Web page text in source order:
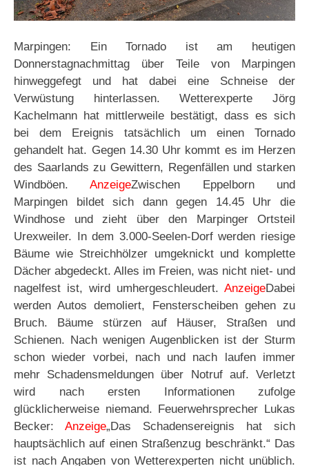
Marpingen: Ein Tornado ist am heutigen
Donnerstagnachmittag über Teile von Marpingen
hinweggefegt und hat dabei eine Schneise der
Verwüstung hinterlassen. Wetterexperte Jörg
Kachelmann hat mittlerweile bestätigt, dass es sich
bei dem Ereignis tatsächlich um einen Tornado
gehandelt hat. Gegen 14.30 Uhr kommt es im Herzen
des Saarlands zu Gewittern, Regenfällen und starken
Windböen.AnzeigeZwischen Eppelborn und
Marpingen bildet sich dann gegen 14.45 Uhr die
Windhose und zieht über den Marpinger Ortsteil
Urexweiler. In dem 3.000-Seelen-Dorf werden riesige
Bäume wie Streichhölzer umgeknickt und komplette
Dächer abgedeckt. Alles im Freien, was nicht niet- und
nagelfest ist, wird umhergeschleudert. AnzeigeDabei
werden Autos demoliert, Fensterscheiben gehen zu
Bruch. Bäume stürzen auf Häuser, Straßen und
Schienen. Nach wenigen Augenblicken ist der Sturm
schon wieder vorbei, nach und nach laufen immer
mehr Schadensmeldungen über Notruf auf. Verletzt
wird nach ersten Informationen zufolge
glücklicherweise niemand. Feuerwehrsprecher Lukas
Becker: Anzeige„Das Schadensereignis hat sich
hauptsächlich auf einen Straßenzug beschränkt.“ Das
ist nach Angaben von Wetterexperten nicht unüblich.